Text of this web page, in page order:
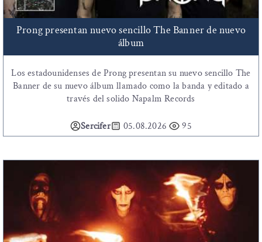
Prong presentan nuevo sencillo The Banner de nuevo
álbum
Los estadounidenses de Prong presentan su nuevo sencillo The
Banner de su nuevo álbum llamado como la banda y editado a
través del solido Napalm Records
Sercifer 05.08.2026 95